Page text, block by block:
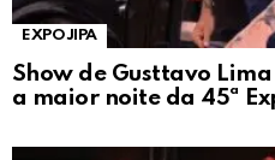
EXPOJIPA
Show de Gusttavo
a maior noite da 45ª